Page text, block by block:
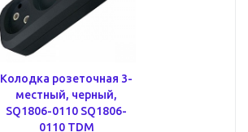
Колодка розеточная 3-
местный, черный,
SQ1806-0110 SQ1806-
0110 TDM